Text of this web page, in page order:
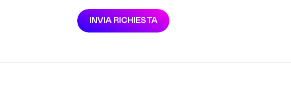
INVIA RICHIESTA